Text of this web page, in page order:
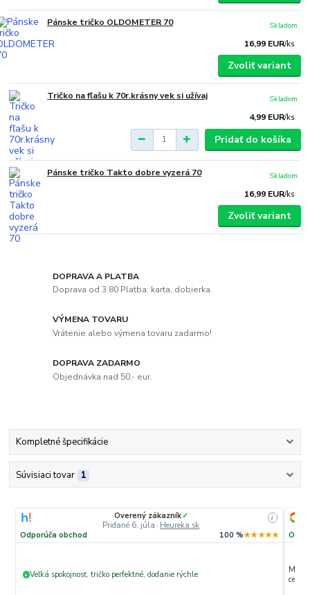
Pánske tričko OLDOMETER 70
16,99 EUR/ks
Skladom
Zvoliť variant
Tričko na fľašu k 70r.krásny vek si užívaj
4,99 EUR/ks
Skladom
Pridať do košíka
Pánske tričko Takto dobre vyzerá 70
16,99 EUR/ks
Skladom
Zvoliť variant
DOPRAVA A PLATBA
Doprava od 3.80 Platba: karta, dobierka.
VÝMENA TOVARU
Vrátenie alebo výmena tovaru zadarmo!
DOPRAVA ZADARMO
Objednávka nad 50,- eur.
Kompletné špecifikácie
Súvisiaci tovar 1
Overený zákazník✓
Pridané 6. júla · Heureka.sk
i
Odporúča obchod 100 %★★★★★
+ Veľká spokojnosť, tričko perfektné, dodanie rýchle
Max.
ceny